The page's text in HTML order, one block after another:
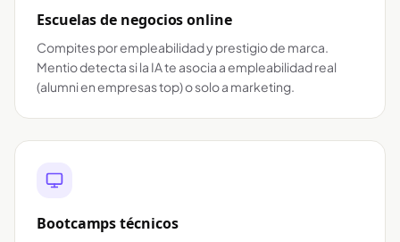
Escuelas de negocios online
Compites por empleabilidad y prestigio de marca.
Mentio detecta si la IA te asocia a empleabilidad real
(alumni en empresas top) o solo a marketing.
Bootcamps técnicos